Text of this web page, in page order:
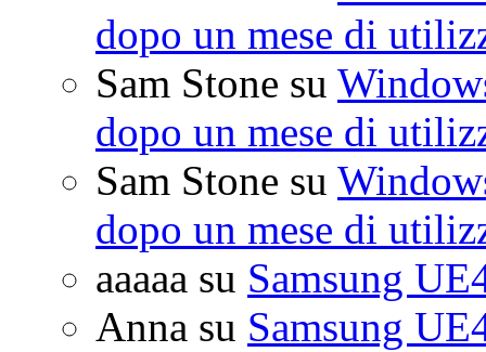
dopo un mese di
Sam Stone su
dopo un mese di
Sam Stone su
dopo un mese di
aaaaa su Samsung
Anna su Samsung